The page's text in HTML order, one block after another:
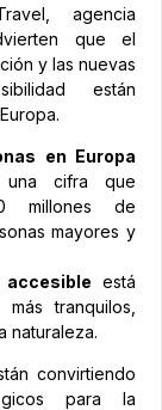
agencia
que el
y las nuevas
están
en Europa
una cifra que
millones de
mayores y
está
tranquilos,
naturaleza.
convirtiendo
para la